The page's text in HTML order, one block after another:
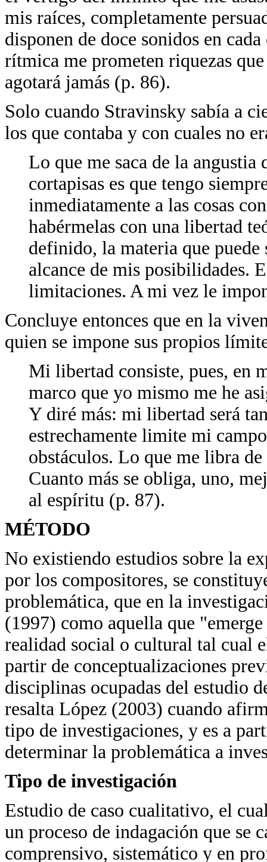
mis raíces, completamente
disponen de doce sonidos en
rítmica me prometen riquezas
agotará jamás (p. 86).
Solo cuando Stravinsky sabía a
los que contaba y con cuales no
Lo que me saca de la
cortapisas es que tengo
inmediatamente a las cosas
habérmelas con una libertad
definido, la materia que
alcance de mis posibilidades.
limitaciones. A mi vez le
Concluye entonces que en la
quien se impone sus propios
Mi libertad consiste, pues, en
marco que yo mismo me he
Y diré más: mi libertad será
estrechamente limite mi
obstáculos. Lo que me libra
Cuanto más se obliga, uno,
al espíritu (p. 87).
MÉTODO
No existiendo estudios sobre la
por los compositores, se
problemática, que en la
(1997) como aquella que
realidad social o cultural tal cual
partir de conceptualizaciones
disciplinas ocupadas del estudio
resalta López (2003) cuando
tipo de investigaciones, y es a
determinar la problemática a
Tipo de investigación
Estudio de caso cualitativo, el
un proceso de indagación que se
comprensivo, sistemático y en